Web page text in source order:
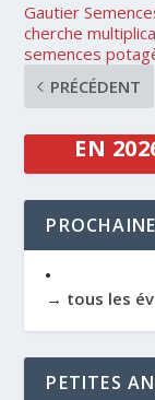
Gautier
cherche
semences
PRÉCÉDENT
EN
→ tous les
PETITES